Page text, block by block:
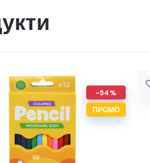
-54%
ПРОМО